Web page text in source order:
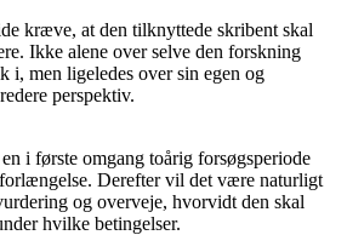
kræve, at den tilknyttede skribent skal
Ikke alene over selve den forskning
i, men ligeledes over sin egen og
perspektiv.
i første omgang toårig forsøgsperiode
Derefter vil det være naturligt
og overveje, hvorvidt den skal
hvilke betingelser.